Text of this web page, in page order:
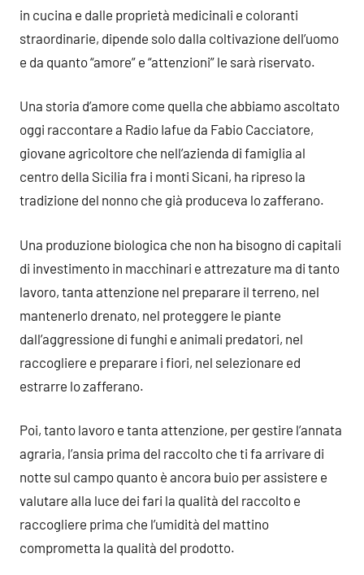
in cucina e dalle proprietà medicinali e coloranti
straordinarie, dipende solo dalla coltivazione dell’uomo
e da quanto “amore” e “attenzioni” le sarà riservato.
Una storia d’amore come quella che abbiamo ascoltato
oggi raccontare a Radio Iafue da Fabio Cacciatore,
giovane agricoltore che nell’azienda di famiglia al
centro della Sicilia fra i monti Sicani, ha ripreso la
tradizione del nonno che già produceva lo zafferano.
Una produzione biologica che non ha bisogno di capitali
di investimento in macchinari e attrezature ma di tanto
lavoro, tanta attenzione nel preparare il terreno, nel
mantenerlo drenato, nel proteggere le piante
dall’aggressione di funghi e animali predatori, nel
raccogliere e preparare i fiori, nel selezionare ed
estrarre lo zafferano.
Poi, tanto lavoro e tanta attenzione, per gestire l’annata
agraria, l’ansia prima del raccolto che ti fa arrivare di
notte sul campo quanto è ancora buio per assistere e
valutare alla luce dei fari la qualità del raccolto e
raccogliere prima che l’umidità del mattino
comprometta la qualità del prodotto.